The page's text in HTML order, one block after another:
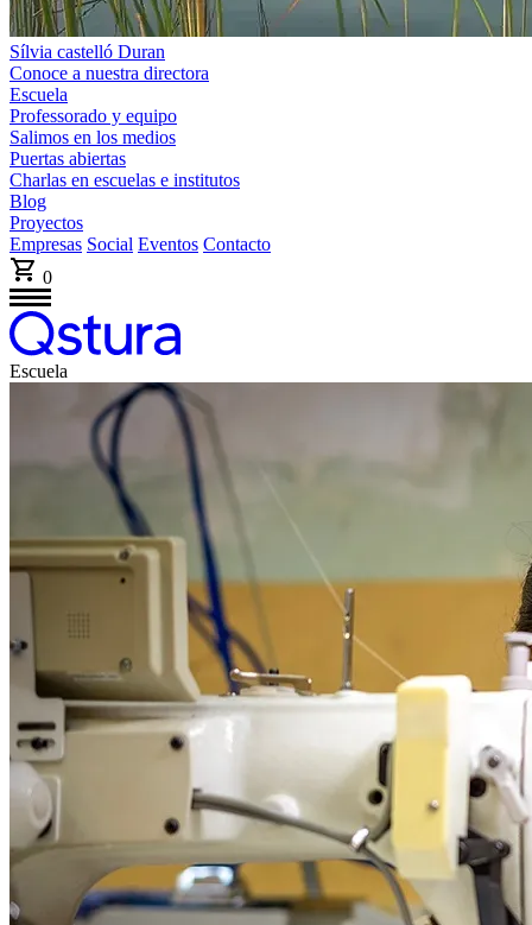
Sílvia castelló Duran
Conoce a nuestra directora
Escuela
Professorado y equipo
Salimos en los medios
Puertas abiertas
Charlas en escuelas e institutos
Blog
Proyectos
Empresas Social Eventos Contacto
0
Escuela